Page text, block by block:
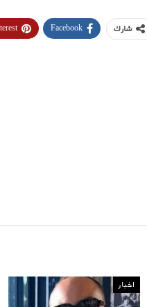
شارك Facebook
اخبار